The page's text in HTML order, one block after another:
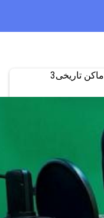
تاریخی3